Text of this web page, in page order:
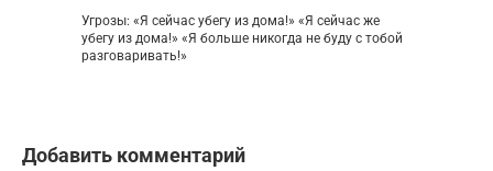
Угрозы: «Я сейчас убегу из дома!» «Я сейчас же
убегу из дома!» «Я больше никогда не буду с тобой
разговаривать!»
Добавить комментарий